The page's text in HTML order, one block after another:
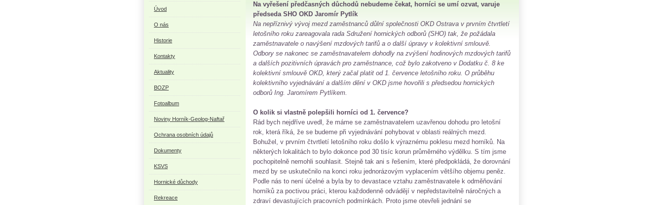
Na vyřešení předčasných důchodů nebudeme čekat, horníci se umí ozvat, varuje
předseda SHO OKD Jaromír Pytlík
Na nepříznivý vývoj mezd zaměstnanců důlní společnosti OKD Ostrava v prvním čtvrtletí
letošního roku zareagovala rada Sdružení hornických odborů (SHO) tak, že požádala
zaměstnavatele o navýšení mzdových tarifů a o další úpravy v kolektivní smlouvě.
Odbory se nakonec se zaměstnavatelem dohodly na zvýšení hodinových mzdových tarifů
a dalších pozitivních úpravách pro zaměstnance, což bylo zakotveno v Dodatku č. 8 ke
kolektivní smlouvě OKD, který začal platit od 1. července letošního roku. O průběhu
kolektivního vyjednávání a dalším dění v OKD jsme hovořili s předsedou hornických
odborů Ing. Jaromírem Pytlíkem.
O kolik si vlastně polepšili horníci od 1. července?
Rád bych nejdříve uvedl, že máme se zaměstnavatelem uzavřenou dohodu pro letošní
rok, která říká, že se budeme při vyjednávání pohybovat v oblasti reálných mezd.
Bohužel, v prvním čtvrtletí letošního roku došlo k výraznému poklesu mezd horníků. Na
některých lokalitách to bylo dokonce pod 30 tisíc korun průměrného výdělku. S tím jsme
pochopitelně nemohli souhlasit. Stejně tak ani s řešením, které předpokládá, že dorovnání
mezd by se uskutečnilo na konci roku jednorázovým vyplacením většího objemu peněz.
Podle nás to není účelné a byla by to devastace vztahu zaměstnavatele k odměňování
horníků za poctivou práci, kterou každodenně odvádějí v nepředstavitelně náročných a
zdraví devastujících pracovních podmínkách. Proto jsme otevřeli jednání se
Úvod
O nás
Historie
Kontakty
Aktuality
BOZP
Fotoalbum
Noviny Horník-Geolog-Naftař
Ochrana osobních údajů
Dokumenty
KSVS
Hornické důchody
Rekreace